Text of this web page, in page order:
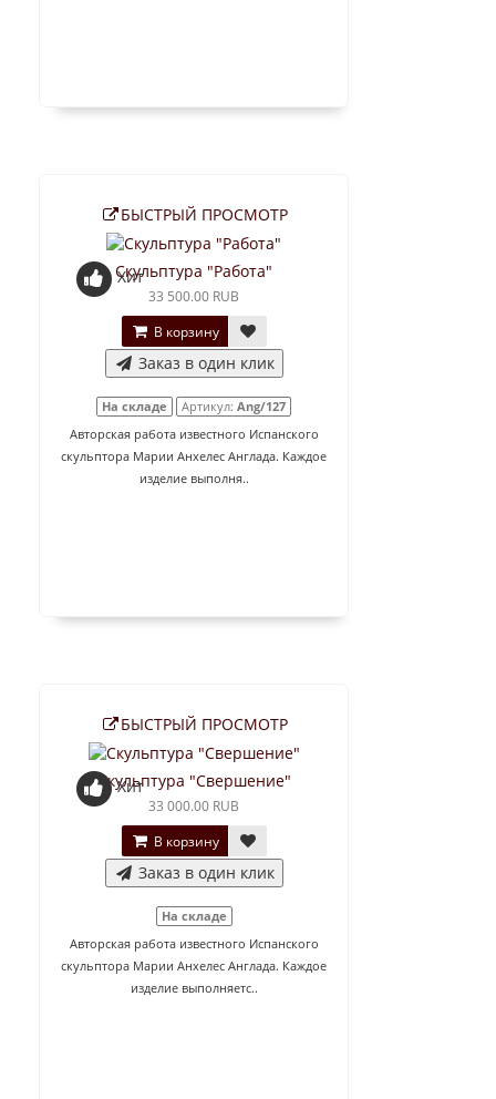
БЫСТРЫЙ ПРОСМОТР
Хит
Скульптура "Работа"
33 500.00 RUB
В корзину
Заказ в один клик
На складе Артикул: Ang/127
Авторская работа известного Испанского
скульптора Марии Анхелес Англада. Каждое
изделие выполня..
БЫСТРЫЙ ПРОСМОТР
Хит
Скульптура "Свершение"
33 000.00 RUB
В корзину
Заказ в один клик
На складе
Авторская работа известного Испанского
скульптора Марии Анхелес Англада. Каждое
изделие выполняетс..